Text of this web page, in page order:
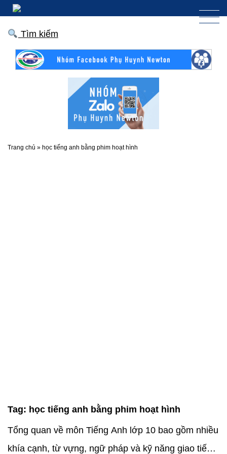
Tìm kiếm
Trang chủ » học tiếng anh bằng phim hoạt hình
Tag: học tiếng anh bằng phim hoạt hình
Tổng quan về môn Tiếng Anh lớp 10 bao gồm nhiều
khía cạnh, từ vựng, ngữ pháp và kỹ năng giao tiếp.